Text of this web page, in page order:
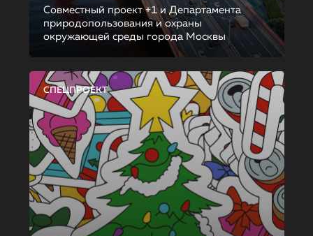
Совместный проект +1 и Департамента
природопользования и охраны
окружающей среды города Москвы
СПЕЦПРОЕКТ